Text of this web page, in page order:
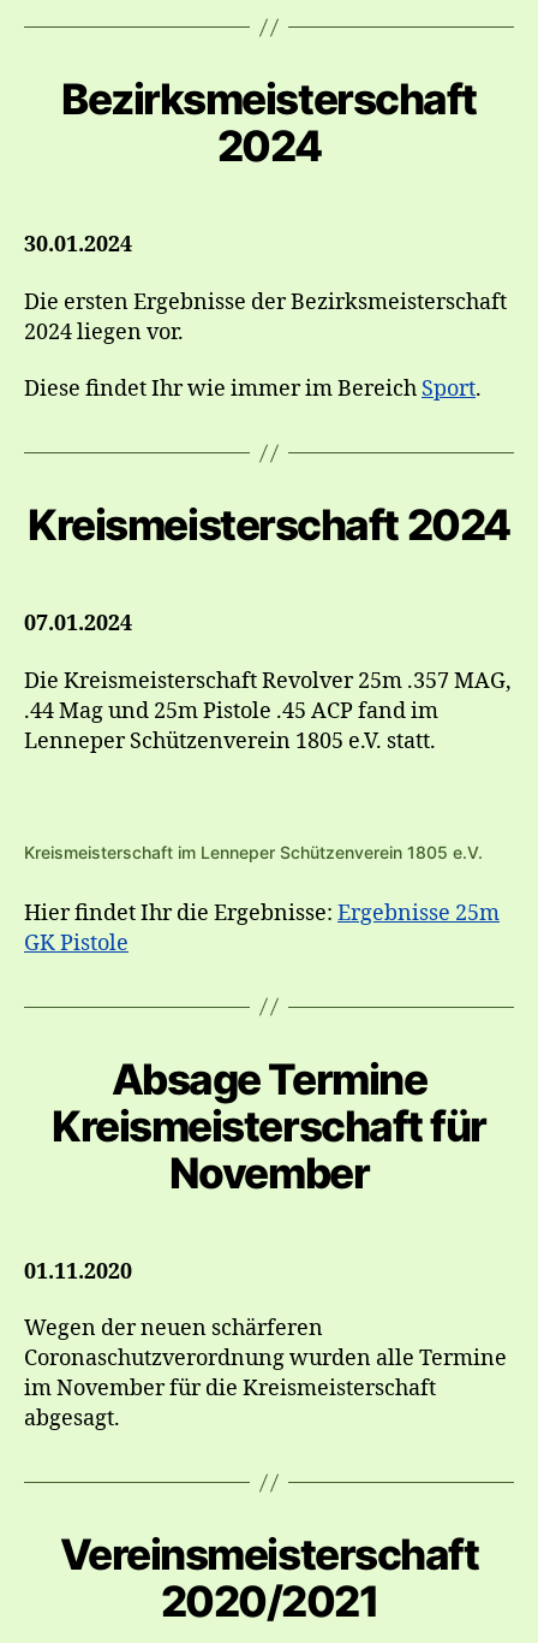
Bezirksmeisterschaft
2024
30.01.2024
Die ersten Ergebnisse der Bezirksmeisterschaft
2024 liegen vor.
Diese findet Ihr wie immer im Bereich Sport.
Kreismeisterschaft 2024
07.01.2024
Die Kreismeisterschaft Revolver 25m .357 MAG,
.44 Mag und 25m Pistole .45 ACP fand im
Lenneper Schützenverein 1805 e.V. statt.
Kreismeisterschaft im Lenneper Schützenverein 1805 e.V.
Hier findet Ihr die Ergebnisse: Ergebnisse 25m
GK Pistole
Absage Termine
Kreismeisterschaft für
November
01.11.2020
Wegen der neuen schärferen
Coronaschutzverordnung wurden alle Termine
im November für die Kreismeisterschaft
abgesagt.
Vereinsmeisterschaft
2020/2021